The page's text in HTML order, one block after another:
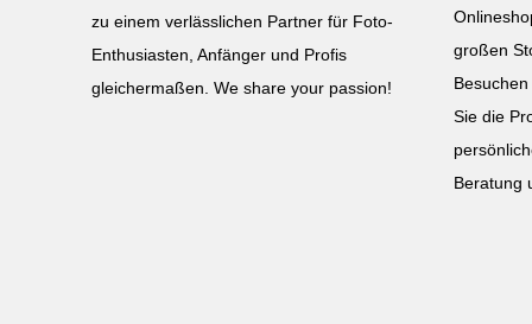
zu einem verlässlichen Partner für Foto-
Enthusiasten, Anfänger und Profis
gleichermaßen. We share your passion!
großen
Sie die
Beratung